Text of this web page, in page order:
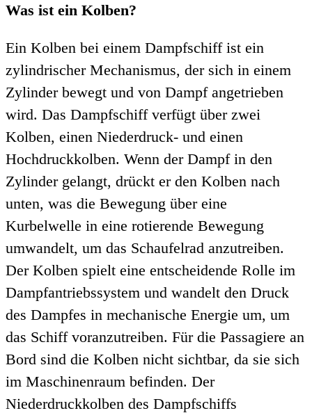
Was ist ein Kolben?
Ein Kolben bei einem Dampfschiff ist ein
zylindrischer Mechanismus, der sich in einem
Zylinder bewegt und von Dampf angetrieben
wird. Das Dampfschiff verfügt über zwei
Kolben, einen Niederdruck- und einen
Hochdruckkolben. Wenn der Dampf in den
Zylinder gelangt, drückt er den Kolben nach
unten, was die Bewegung über eine
Kurbelwelle in eine rotierende Bewegung
umwandelt, um das Schaufelrad anzutreiben.
Der Kolben spielt eine entscheidende Rolle im
Dampfantriebssystem und wandelt den Druck
des Dampfes in mechanische Energie um, um
das Schiff voranzutreiben. Für die Passagiere an
Bord sind die Kolben nicht sichtbar, da sie sich
im Maschinenraum befinden. Der
Niederdruckkolben des Dampfschiffs